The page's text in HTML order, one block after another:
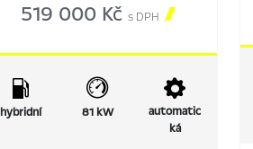
519 000 Kč s DPH 
hybridní 81 kW
automatic
ká